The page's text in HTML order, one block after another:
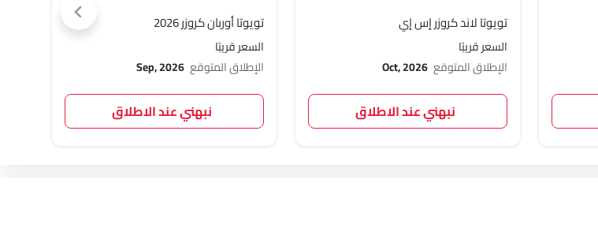
تويوتا لاند كروزر إس إي
السعر قريبًا
الإطلاق المتوقع Oct, 2026
نبهني عند الاطلاق
تويوتا أوربان كروزر 2026
السعر قريبًا
الإطلاق المتوقع Sep, 2026
نبهني عند الاطلاق